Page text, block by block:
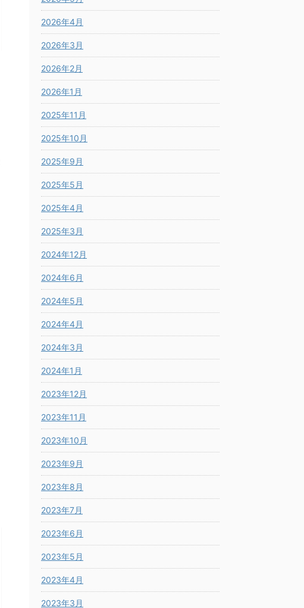
2026年4月
2026年3月
2026年2月
2026年1月
2025年11月
2025年10月
2025年9月
2025年5月
2025年4月
2025年3月
2024年12月
2024年6月
2024年5月
2024年4月
2024年3月
2024年1月
2023年12月
2023年11月
2023年10月
2023年9月
2023年8月
2023年7月
2023年6月
2023年5月
2023年4月
2023年3月